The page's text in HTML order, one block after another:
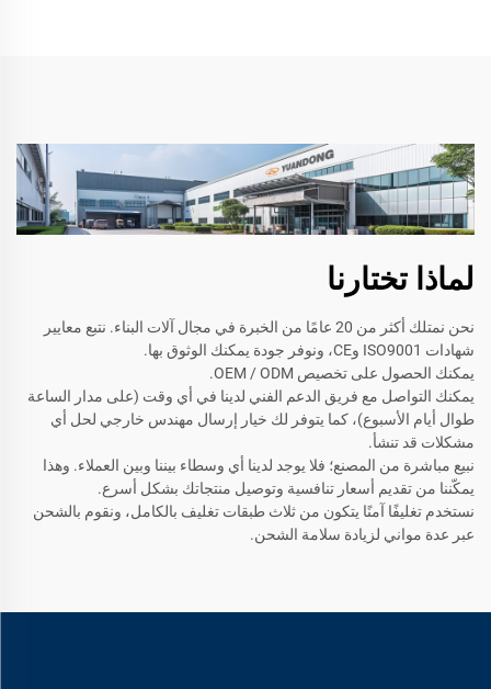
لماذا تختارنا
نحن نمتلك أكثر من 20 عامًا من الخبرة في مجال آلات البناء. نتبع معايير
شهادات ISO9001 وCE، ونوفر جودة يمكنك الوثوق بها.
يمكنك الحصول على تخصيص OEM / ODM.
يمكنك التواصل مع فريق الدعم الفني لدينا في أي وقت (على مدار الساعة
طوال أيام الأسبوع)، كما يتوفر لك خيار إرسال مهندس خارجي لحل أي
مشكلات قد تنشأ.
نبيع مباشرة من المصنع؛ فلا يوجد لدينا أي وسطاء بيننا وبين العملاء. وهذا
يمكّننا من تقديم أسعار تنافسية وتوصيل منتجاتك بشكل أسرع.
نستخدم تغليفًا آمنًا يتكون من ثلاث طبقات تغليف بالكامل، ونقوم بالشحن
عبر عدة مواني لزيادة سلامة الشحن.